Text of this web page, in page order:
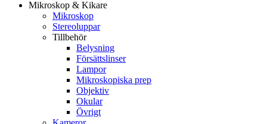
Mikroskop & Kikare
Mikroskop
Stereoluppar
Tillbehör
Belysning
Försättslinser
Lampor
Mikroskopiska prep
Objektiv
Okular
Övrigt